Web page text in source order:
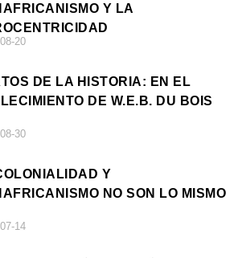
Y LA
20
DE LA HISTORIA: EN EL
DE W.E.B. DU BOIS
30
Y
NO SON LO MISMO
14